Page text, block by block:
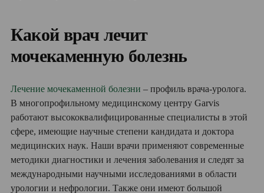
Какой врач лечит
мочекаменную болезнь
Лечение мочекаменной болезни – профиль врача-уролога.
В многопрофильному медицинскому центру Garvis
работают высококвалифицированные специалисты в этой
сфере, имеющие научные степени кандидата и доктора
медицинских наук. Наши врачи применяют современные
методики диагностики и лечения заболевания и следят за
международными научными исследованиями в области
урологии и нефрологии. Также они имеют большой